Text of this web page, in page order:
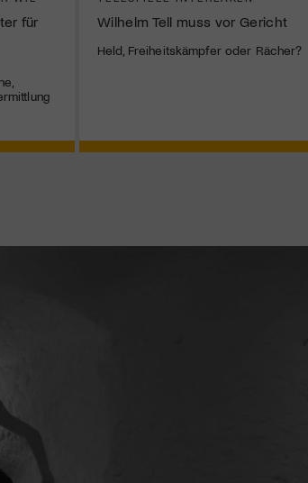
für
Wilhelm Tell muss vor Gericht
Held, Freiheitskämpfer oder Rächer?